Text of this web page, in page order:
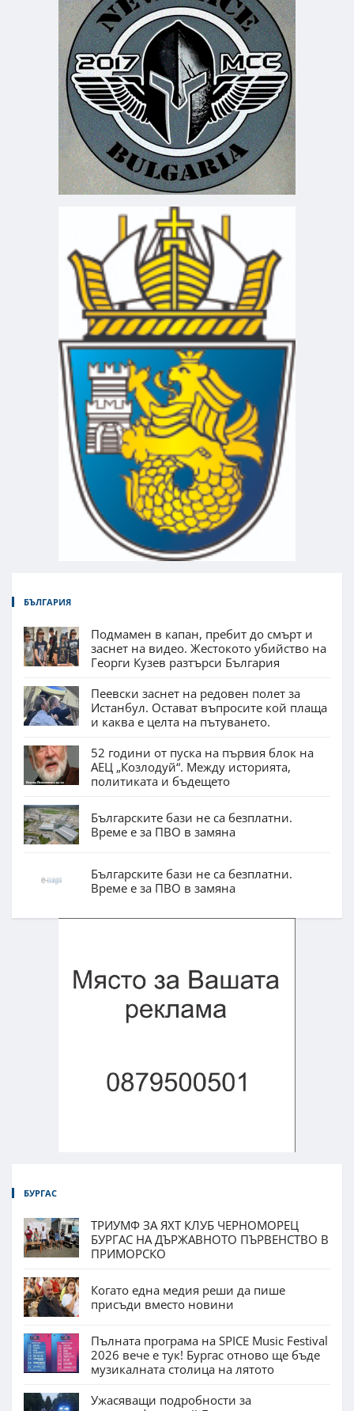
БЪЛГАРИЯ
Подмамен в капан, пребит до смърт и
заснет на видео. Жестокото убийство на
Георги Кузев разтърси България
Пеевски заснет на редовен полет за
Истанбул. Остават въпросите кой плаща
и каква е целта на пътуването.
52 години от пуска на първия блок на
АЕЦ „Козлодуй“. Между историята,
политиката и бъдещето
Българските бази не са безплатни.
Време е за ПВО в замяна
Българските бази не са безплатни.
Време е за ПВО в замяна
БУРГАС
ТРИУМФ ЗА ЯХТ КЛУБ ЧЕРНОМОРЕЦ
БУРГАС НА ДЪРЖАВНОТО ПЪРВЕНСТВО В
ПРИМОРСКО
Когато една медия реши да пише
присъди вместо новини
Пълната програма на SPICE Music Festival
2026 вече е тук! Бургас отново ще бъде
музикалната столица на лятото
Ужасяващи подробности за